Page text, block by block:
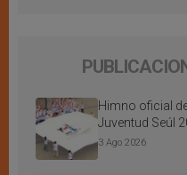
Himno oficial
Juventud Seúl
3 Ago 2026